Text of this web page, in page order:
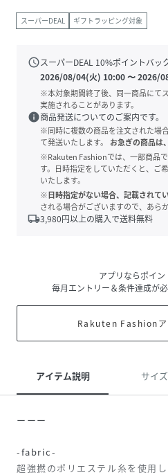
スーパーDEAL ギフトラッピング対象
scheduleスーパーDEAL 10%ポイントバッ
2026/08/04(火) 10:00〜2026/
※本対象期間終了後、同一商品にて
実施されることがあります。
info商品発送についてのご案内です。
※同時に複数の商品を注文された場
て発送いたします。
お急ぎの商品は
※Rakuten Fashionでは、一部商品
す。日時指定をしていただくと、ご
いたします。
※日時指定がない場合、記載されて
される場合がございますので、あら
local_shipping3,980円以上の購入で送料無料
アプリならポイン
毎月エントリー＆条件達成が必
Rakuten Fashionア
アイテム説明 サイズ
ーーー
-fabric-
超強撚のポリエステル糸を使用